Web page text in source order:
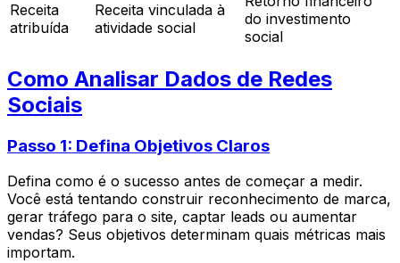
Receita
atribuída
Receita vinculada à
atividade social
do investimento
social
Como Analisar Dados de Redes
Sociais
Passo 1: Defina Objetivos Claros
Defina como é o sucesso antes de começar a medir.
Você está tentando construir reconhecimento de marca,
gerar tráfego para o site, captar leads ou aumentar
vendas? Seus objetivos determinam quais métricas mais
importam.